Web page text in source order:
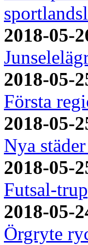
2018-05-
2018-05-
Första
2018-05-
Nya
2018-05-
Futsal-
2018-05-
Örgryte